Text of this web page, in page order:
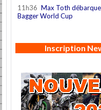
11h36 Max Toth
Bagger World Cup
Inscription